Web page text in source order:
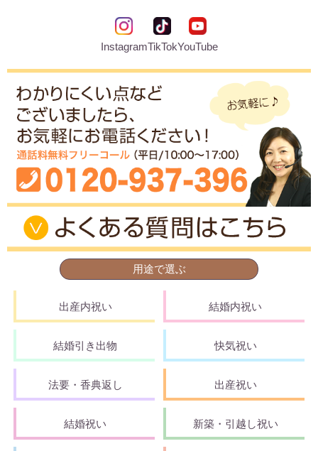
InstagramTikTokYouTube
用途で選ぶ
出産内祝い 結婚内祝い
結婚引き出物 快気祝い
法要・香典返し 出産祝い
結婚祝い 新築・引越し祝い